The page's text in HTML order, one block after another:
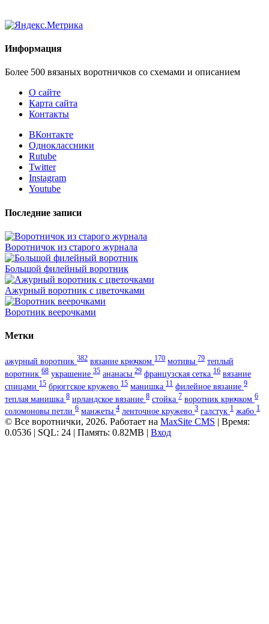
Информация
Более 500 вязаных воротничков со схемами и описанием
О сайте
Карта сайта
Контакты
ВКонтакте
Одноклассники
Rutube
Twitter
Instagram
Youtube
Последние записи
Воротничок из старого журнала
Большой филейный воротник
Ажурный воротник с цветочками
Воротник веерочками
Метки
ажурный воротник 382 вязание крючком 170 мотивы 79 теплый
воротник 68 украшение 35 ананасы 29 французская сетка 16 вязание
спицами 15 брюггское кружево 15 манишка 11 филейное вязание 9
теплая манишка 8 ирландское вязание 8 стойка 7 воротник крючком 6
соломоновы петли 6 манжеты 4 ленточное кружево 3 галстук 1 жабо 1
© Все воротнички, 2026. Работает на MaxSite CMS | Время:
0.0536 | SQL: 24 | Память: 0.82MB | Вход